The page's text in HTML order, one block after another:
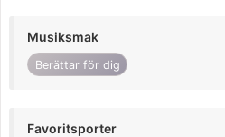
Musiksmak
Berättar för dig
Favoritsporter